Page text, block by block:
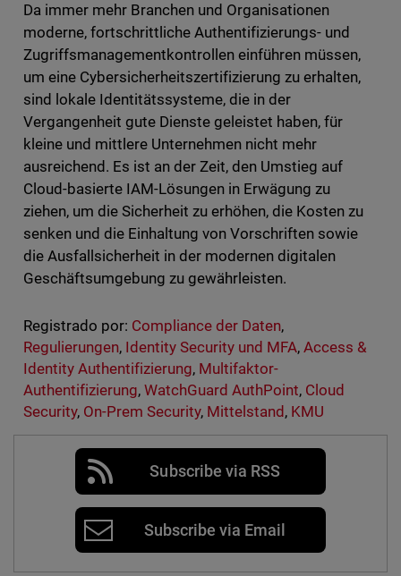
Da immer mehr Branchen und Organisationen
moderne, fortschrittliche Authentifizierungs- und
Zugriffsmanagementkontrollen einführen müssen,
um eine Cybersicherheitszertifizierung zu erhalten,
sind lokale Identitätssysteme, die in der
Vergangenheit gute Dienste geleistet haben, für
kleine und mittlere Unternehmen nicht mehr
ausreichend. Es ist an der Zeit, den Umstieg auf
Cloud-basierte IAM-Lösungen in Erwägung zu
ziehen, um die Sicherheit zu erhöhen, die Kosten zu
senken und die Einhaltung von Vorschriften sowie
die Ausfallsicherheit in der modernen digitalen
Geschäftsumgebung zu gewährleisten.
Registrado por: Compliance der Daten,
Regulierungen, Identity Security und MFA,Access &
Identity Authentifizierung, Multifaktor-
Authentifizierung, WatchGuard AuthPoint, Cloud
Security, On-Prem Security, Mittelstand , KMU
Subscribe via RSS
Subscribe via Email